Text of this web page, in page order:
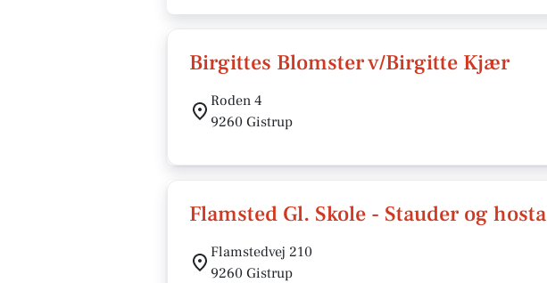
Birgittes Blomster v/Birgitte Kjær
Roden 4
9260 Gistrup
Flamsted Gl. Skole - Stauder og hosta
Flamstedvej 210
9260 Gistrup